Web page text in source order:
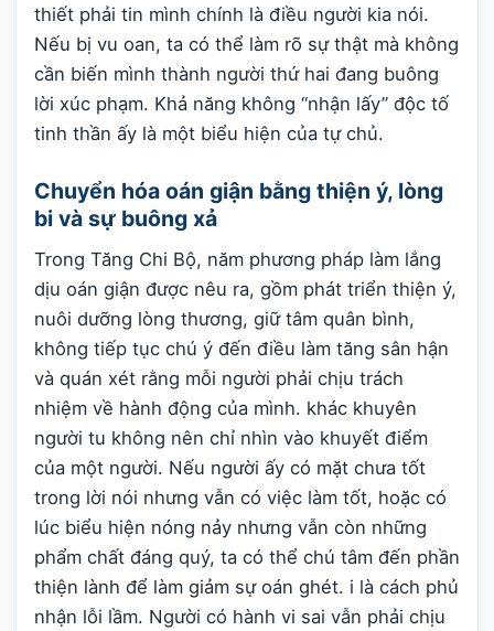
thiết phải tin mình chính là điều người kia nói.
Nếu bị vu oan, ta có thể làm rõ sự thật mà không
cần biến mình thành người thứ hai đang buông
lời xúc phạm. Khả năng không “nhận lấy” độc tố
tinh thần ấy là một biểu hiện của tự chủ.
Chuyển hóa oán giận bằng thiện ý, lòng
bi và sự buông xả
Trong Tăng Chi Bộ, năm phương pháp làm lắng
dịu oán giận được nêu ra, gồm phát triển thiện ý,
nuôi dưỡng lòng thương, giữ tâm quân bình,
không tiếp tục chú ý đến điều làm tăng sân hận
và quán xét rằng mỗi người phải chịu trách
nhiệm về hành động của mình. khác khuyên
người tu không nên chỉ nhìn vào khuyết điểm
của một người. Nếu người ấy có mặt chưa tốt
trong lời nói nhưng vẫn có việc làm tốt, hoặc có
lúc biểu hiện nóng nảy nhưng vẫn còn những
phẩm chất đáng quý, ta có thể chú tâm đến phần
thiện lành để làm giảm sự oán ghét. i là cách phủ
nhận lỗi lầm. Người có hành vi sai vẫn phải chịu